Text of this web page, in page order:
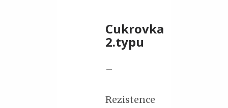
Cukrovka
2.typu
–
Rezistence